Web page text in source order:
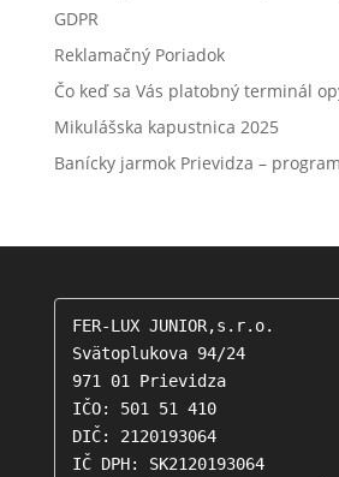
GDPR
Reklamačný Poriadok
Čo keď sa Vás platobný terminál
Mikulášska kapustnica 2025
Banícky jarmok Prievidza –
FER-LUX JUNIOR,s.r.o.
Svätoplukova 94/24
971 01 Prievidza
IČO: 501 51 410
DIČ: 2120193064
IČ DPH: SK2120193064